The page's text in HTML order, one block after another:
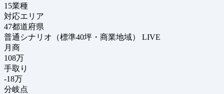
15業種
対応エリア
47都道府県
普通シナリオ（標準40坪・商業地域）
LIVE
月商
108万
手取り
-18万
分岐点